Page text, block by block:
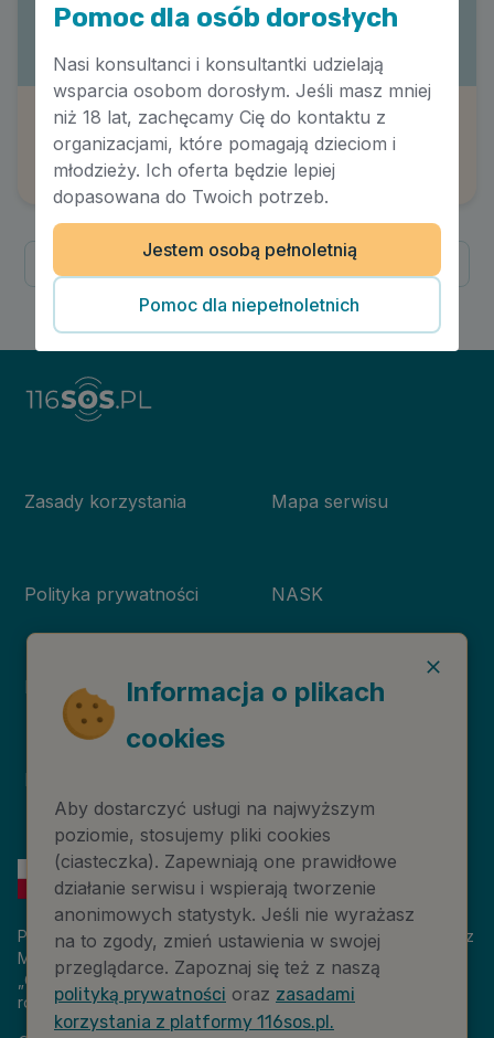
Atak paniki
Autor: Maksymiliana Żaczek
1/1
Zasady korzystania
Polityka prywatności
Deklaracja dostępności
Prawa autorskie
Mapa serwisu
NASK
Niebieska Linia
Platforma 116sos.pl jest finansowana z budżetu państwa, przez
Ministerstwo Cyfryzacji. Nazwa zadania publicznego:
„Człowiek w kryzysie – platforma wiedzy i komunikacji –
rozwój wsparcia”. Wartość projektu: 18 884 808,00 zł.
Informacja o plikach
cookies
Aby dostarczyć usługi na najwyższym
poziomie, stosujemy pliki cookies
(ciasteczka). Zapewniają one prawidłowe
działanie serwisu i wspierają tworzenie
anonimowych statystyk. Jeśli nie wyrażasz
na to zgody, zmień ustawienia w swojej
przeglądarce. Zapoznaj się też z naszą
polityką prywatności oraz zasadami
korzystania z platformy 116sos.pl.
Pomoc dla osób dorosłych
Nasi konsultanci i konsultantki udzielają
wsparcia osobom dorosłym. Jeśli masz mniej
niż 18 lat, zachęcamy Cię do kontaktu z
organizacjami, które pomagają dzieciom i
młodzieży. Ich oferta będzie lepiej
dopasowana do Twoich potrzeb.
Jestem osobą pełnoletnią
Pomoc dla niepełnoletnich